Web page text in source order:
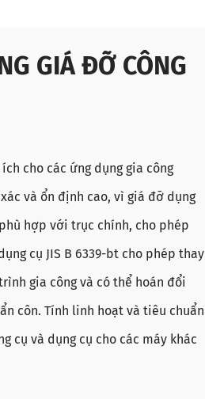
GIÁ ĐỠ CÔNG
cho các ứng dụng gia công
và ổn định cao, vì giá đỡ dụng
hợp với trục chính, cho phép
cụ JIS B 6339-bt cho phép thay
gia công và có thể hoán đổi
côn. Tính linh hoạt và tiêu chuẩn
cụ và dụng cụ cho các máy khác